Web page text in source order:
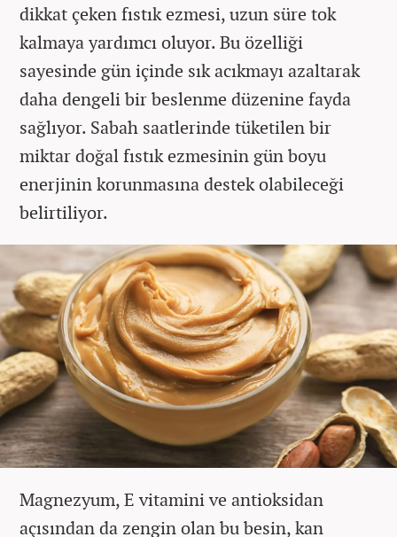
dikkat çeken fıstık ezmesi, uzun süre tok
kalmaya yardımcı oluyor. Bu özelliği
sayesinde gün içinde sık acıkmayı azaltarak
daha dengeli bir beslenme düzenine fayda
sağlıyor. Sabah saatlerinde tüketilen bir
miktar doğal fıstık ezmesinin gün boyu
enerjinin korunmasına destek olabileceği
belirtiliyor.
Magnezyum, E vitamini ve antioksidan
açısından da zengin olan bu besin, kan